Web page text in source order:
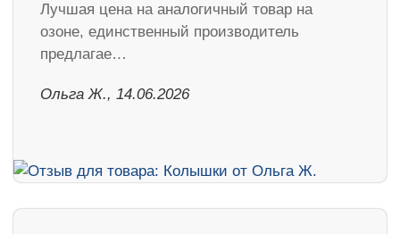
Лучшая цена на аналогичный товар на
озоне, единственный производитель
предлагае…
Ольга Ж., 14.06.2026